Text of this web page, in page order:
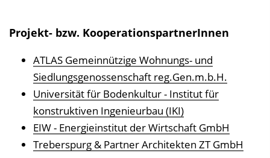
u
P
b
i
k
Projekt- bzw. KooperationspartnerInnen
ATLAS Gemeinnützige Wohnungs- und
Siedlungsgenossenschaft reg.Gen.m.b.H.
Universität für Bodenkultur - Institut für
konstruktiven Ingenieurbau (IKI)
EIW - Energieinstitut der Wirtschaft GmbH
Treberspurg & Partner Architekten ZT GmbH